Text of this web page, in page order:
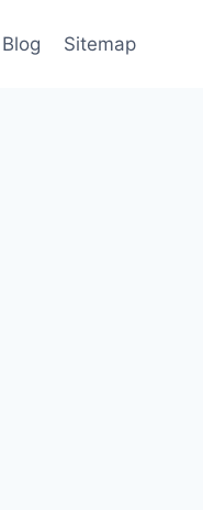
Blog Sitemap